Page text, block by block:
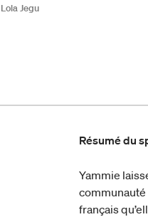
Jegu
Résumé du
Yammie
communauté
français